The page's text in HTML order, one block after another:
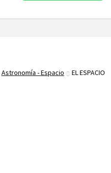
Astronomía - Espacio EL ESPACIO